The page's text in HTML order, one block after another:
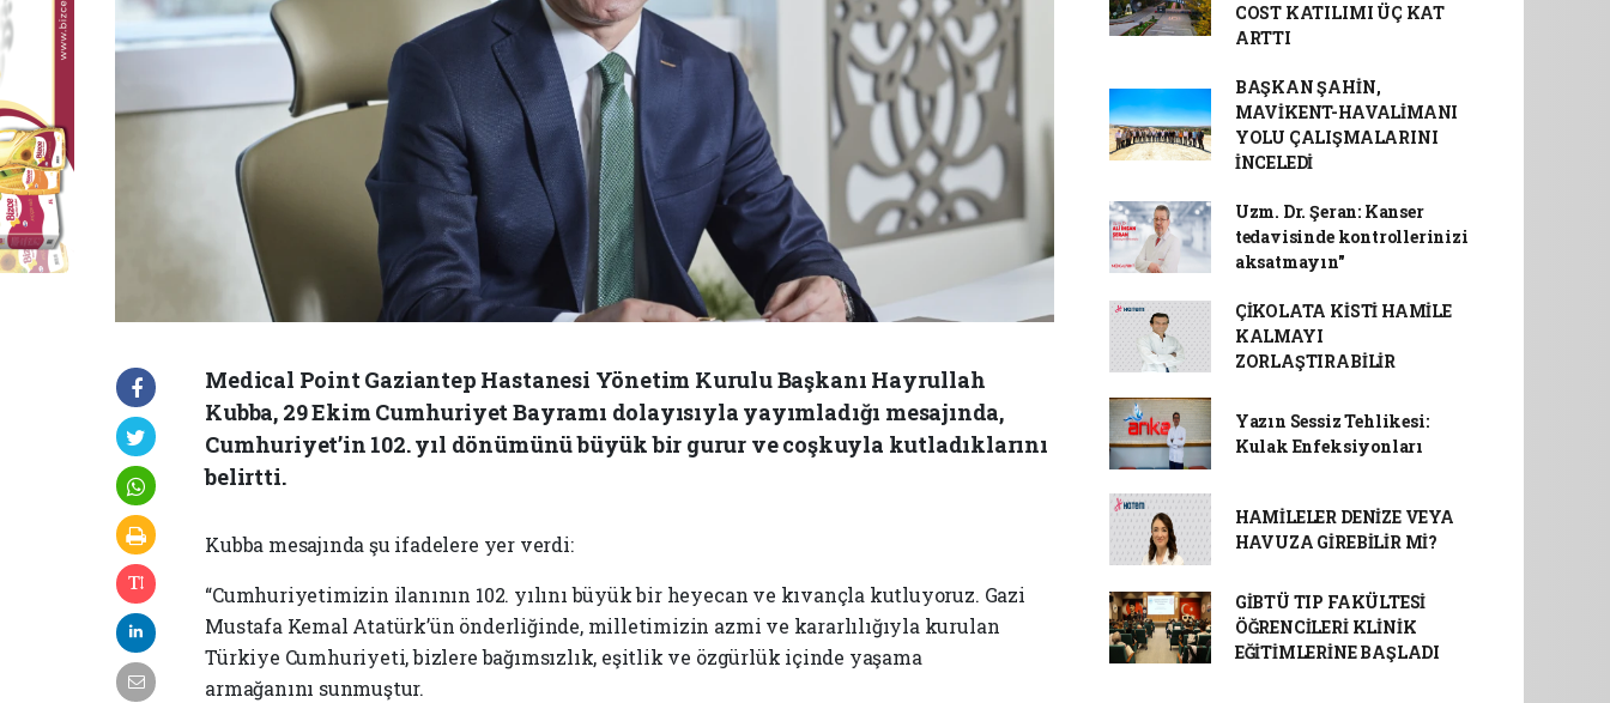
Medical Point Gaziantep Hastanesi Yönetim Kurulu Başkanı Hayrullah
Kubba, 29 Ekim Cumhuriyet Bayramı dolayısıyla yayımladığı mesajında,
Cumhuriyet’in 102. yıl dönümünü büyük bir gurur ve coşkuyla kutladıklarını
belirtti.
Kubba mesajında şu ifadelere yer verdi:
“Cumhuriyetimizin ilanının 102. yılını büyük bir heyecan ve kıvançla kutluyoruz. Gazi
Mustafa Kemal Atatürk’ün önderliğinde, milletimizin azmi ve kararlılığıyla kurulan
Türkiye Cumhuriyeti, bizlere bağımsızlık, eşitlik ve özgürlük içinde yaşama
armağanını sunmuştur.
COST KATILIMI ÜÇ KAT
ARTTI
BAŞKAN ŞAHİN,
MAVİKENT-HAVALİMANI
YOLU ÇALIŞMALARINI
İNCELEDİ
Uzm. Dr. Şeran: Kanser
tedavisinde kontrollerinizi
aksatmayın"
ÇİKOLATA KİSTİ HAMİLE
KALMAYI
ZORLAŞTIRABİLİR
Yazın Sessiz Tehlikesi:
Kulak Enfeksiyonları
HAMİLELER DENİZE VEYA
HAVUZA GİREBİLİR Mİ?
GİBTÜ TIP FAKÜLTESİ
ÖĞRENCİLERİ KLİNİK
EĞİTİMLERİNE BAŞLADI